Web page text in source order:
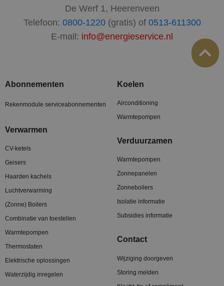
De Werf 1, Heerenveen
Telefoon: 0800-1220(gratis) of 0513-611300
E-mail: info@energieservice.nl
Abonnementen
Rekenmodule serviceabonnementen
Verwarmen
CV-ketels
Geisers
Haarden kachels
Luchtverwarming
(Zonne) Boilers
Combinatie van toestellen
Warmtepompen
Thermostaten
Elektrische oplossingen
Waterzijdig inregelen
Koelen
Airconditioning
Warmtepompen
Verduurzamen
Warmtepompen
Zonnepanelen
Zonneboilers
Isolatie informatie
Subsidies informatie
Contact
Wijziging doorgeven
Storing melden